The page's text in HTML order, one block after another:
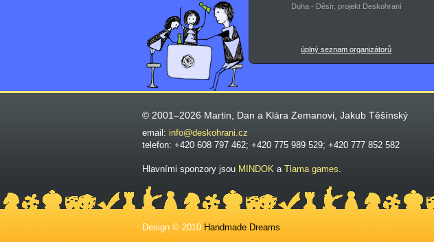
Duha - Děsír, projekt Deskohraní
úplný seznam organizátorů
© 2001–2026 Martin, Dan a Klára Zemanovi, Jakub Těšínský
email: info@deskohrani.cz
telefon: +420 608 797 462; +420 775 989 529; +420 777 852 582
Hlavními sponzory jsou MINDOK a Tlama games.
Design © 2010 Handmade Dreams